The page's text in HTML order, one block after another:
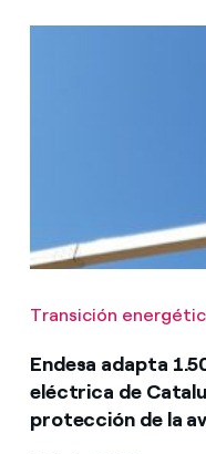
Transición
Endesa adapta
eléctrica de
protección de la